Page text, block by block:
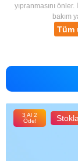
yıpranmasını
bakım
Tüm
3 Al 2
Öde!